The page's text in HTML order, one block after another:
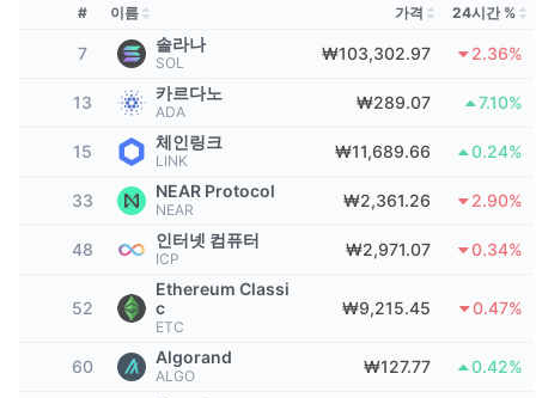
이자농사
실제 자산
리더보드
트렌딩
예정
최근 상장된 종목
상승 및 하락 종목
비트코인 트레저리
BNB 트레저리
거래소 유입/유출
공포 및 탐욕 지수.
알트코인 시즌 지수
시장 주기 지표
상승 종목
밈 탐색기
파생상품
탈중앙화 거래소
스팟
파생상품
주제
라이브
센티멘트
암호화폐 API
DEX API
엔터프라이즈
가격
리소스
계산기
뉴스레터
CMC Launch
CMC 랩스
CMC Max
# 이름 가격 24시간 %
7 솔라나
SOL ₩103,302.97 2.36%
13 카르다노
ADA ₩289.07 7.10%
15 체인링크
LINK ₩11,689.66 0.24%
33 NEAR Protocol
NEAR ₩2,361.26 2.90%
48 인터넷 컴퓨터
ICP ₩2,971.07 0.34%
52
Ethereum Classi
c
ETC
₩9,215.45 0.47%
60 Algorand
ALGO ₩127.77 0.42%